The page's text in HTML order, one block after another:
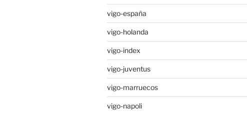
vigo-españa
vigo-holanda
vigo-index
vigo-juventus
vigo-marruecos
vigo-napoli